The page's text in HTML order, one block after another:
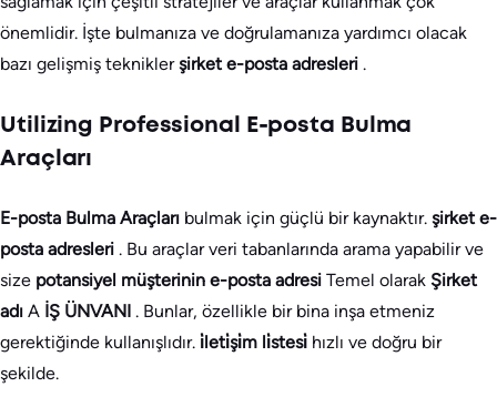
önemlidir. İşte bulmanıza ve doğrulamanıza yardımcı olacak
bazı gelişmiş tekniklerşirket e-posta adresleri .
Utilizing Professional E-posta Bulma
Araçları
E-posta Bulma Araçları bulmak için güçlü bir kaynaktır. şirket e-
posta adresleri . Bu araçlar veri tabanlarında arama yapabilir ve
size potansiyel müşterinin e-posta adresi Temel olarak Şirket
adı A İŞ ÜNVANI . Bunlar, özellikle bir bina inşa etmeniz
gerektiğinde kullanışlıdır. i̇leti̇şi̇m li̇stesi̇ hızlı ve doğru bir
şekilde.